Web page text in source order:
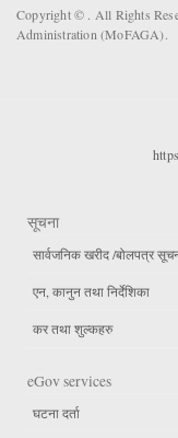
Copyright © . All Rights
Administration (MoFAGA).
सूचना
सार्वजनिक खरीद /बोलपत्र
एन, कानुन तथा निर्देशिका
कर तथा शुल्कहरु
eGov services
घटना दर्ता